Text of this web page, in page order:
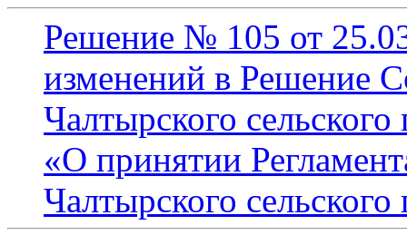
Решение № 105 от
изменений в Решение
Чалтырского
«О принятии
Чалтырского сельского